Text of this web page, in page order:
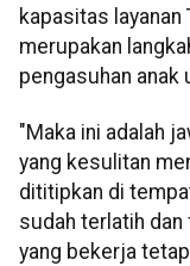
kapasitas layanan
merupakan
pengasuhan anak
"Maka ini adalah
yang kesulitan
dititipkan di
sudah terlatih dan
yang bekerja